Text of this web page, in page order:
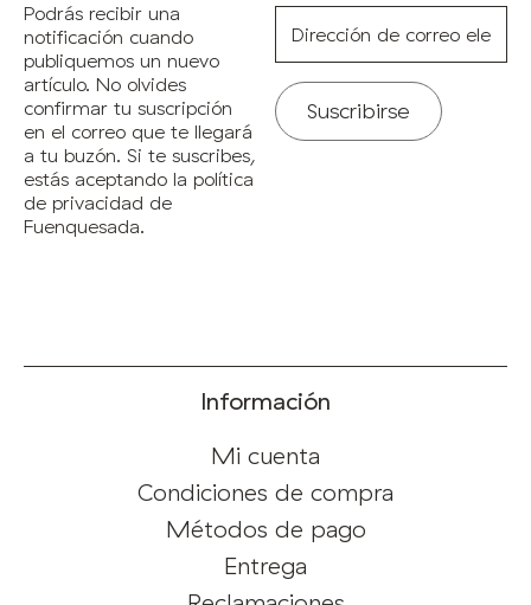
Podrás recibir una
notificación cuando
publiquemos un nuevo
artículo. No olvides
confirmar tu suscripción
en el correo que te llegará
a tu buzón. Si te suscribes,
estás aceptando la política
de privacidad de
Fuenquesada.
Información
Mi cuenta
Condiciones de compra
Métodos de pago
Entrega